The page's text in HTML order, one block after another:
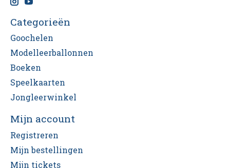
Categorieën
Goochelen
Modelleerballonnen
Boeken
Speelkaarten
Jongleerwinkel
Mijn account
Registreren
Mijn bestellingen
Mijn tickets